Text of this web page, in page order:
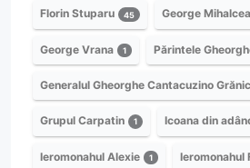
Florin Stuparu 45 George Mihalcea
George Vrana 1 Părintele
Generalul Gheorghe Cantacuzino
Grupul Carpatin 1 Icoana din
Ieromonahul Alexie 1 Ieromonahul